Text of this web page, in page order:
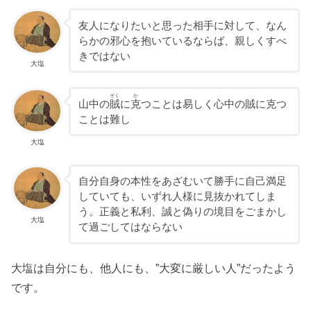
大塩
友人になりたいと思った相手に対して、なん
らかの邪心を抱いているならば、親しくすべ
きではない
大塩
山中の賊
ぞく
に克
か
つことは易しく心中の賊に克つ
ことは難し
大塩
自分自身の本性をあざむいて勝手に自己満足
していても、いずれ人様に見抜かれてしま
う。正義と私利、誠と偽りの境目をごまかし
て過ごしてはならない
大塩は自分にも、他人にも、”大変に厳しい人”だったよう
です。